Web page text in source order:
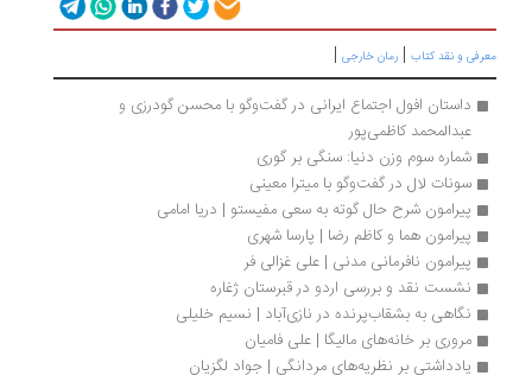
و نقد کتاب|رمان خارجی|
داستان افول اجتماع ایرانی در گفت‌وگو با محسن گودرزی و
عبدالمحمد کاظمی‌پور
شماره‌ سوم وزن دنیا: سنگی بر گوری
سونات لال در گفت‌وگو با میترا معینی
پیرامون شرح حال گوته به سعی مفیستو | دریا امامی
پیرامون هما و کاظم رضا | پارسا شهری
پیرامون نافرمانی مدنی | علی غزالی فر
نشست نقد و بررسی اردو در قبرستان ژغاره
نگاهی به بشقاب‌پرنده در نازی‌آباد | نسیم خلیلی
مروری بر خانه‌های مالیگا | علی فامیان
یادداشتی بر نظریه‌های مردانگی | جواد لگزیان